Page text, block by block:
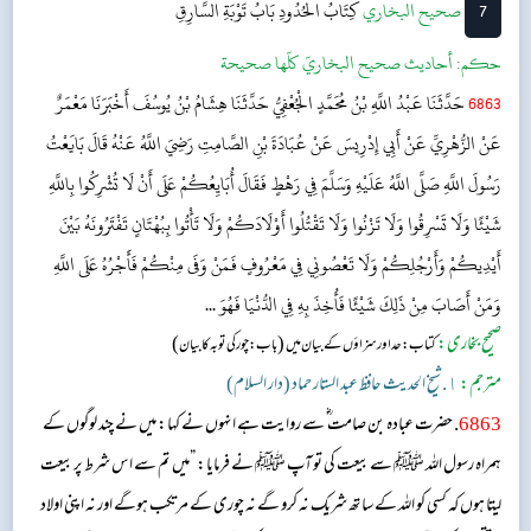
7 ‌‌صحيح البخاريكِتَابُ الحُدُودِبَابُ تَوْبَةِ السَّارِقِ
حکم:أحاديث صحيح البخاريّ كلّها صحيحة
6863حَدَّثَنَا عَبْدُ اللَّهِ بْنُ مُحَمَّدٍ الْجُعْفِيُّ حَدَّثَنَا هِشَامُ بْنُ يُوسُفَ أَخْبَرَنَا مَعْمَرٌ
عَنْ الزُّهْرِيِّ عَنْ أَبِي إِدْرِيسَ عَنْ عُبَادَةَ بْنِ الصَّامِتِ رَضِيَ اللَّهُ عَنْهُ قَالَ بَايَعْتُ
رَسُولَ اللَّهِ صَلَّى اللَّهُ عَلَيْهِ وَسَلَّمَ فِي رَهْطٍ فَقَالَ أُبَايِعُكُمْ عَلَى أَنْ لَا تُشْرِكُوا بِاللَّهِ
شَيْئًا وَلَا تَسْرِقُوا وَلَا تَزْنُوا وَلَا تَقْتُلُوا أَوْلَادَكُمْ وَلَا تَأْتُوا بِبُهْتَانٍ تَفْتَرُونَهُ بَيْنَ
أَيْدِيكُمْ وَأَرْجُلِكُمْ وَلَا تَعْصُونِي فِي مَعْرُوفٍ فَمَنْ وَفَى مِنْكُمْ فَأَجْرُهُ عَلَى اللَّهِ
وَمَنْ أَصَابَ مِنْ ذَلِكَ شَيْئًا فَأُخِذَ بِهِ فِي الدُّنْيَا فَهُوَ ...
صحیح بخاری:کتاب: حد اور سزاؤں کے بیان میں(باب : چور کی توبہ کا بیان)
مترجم: ١. شیخ الحدیث حافظ عبد الستار حماد (دار السلام)
6863. حضرت عبادہ بن صامت ؓ سے روایت ہے انہوں نے کہا: میں نے چند لوگوں کے
ہمراہ رسول اللہ ﷺ سے بیعت کی تو آپ ﷺ نے فرمایا: ”میں تم سے اس شرط پر بیعت
لیتا ہوں کہ کسی کو اللہ کے ساتھ شریک نہ کرو گے نہ چوری کے مرتکب ہوگے اور نہ اپنی اولاد